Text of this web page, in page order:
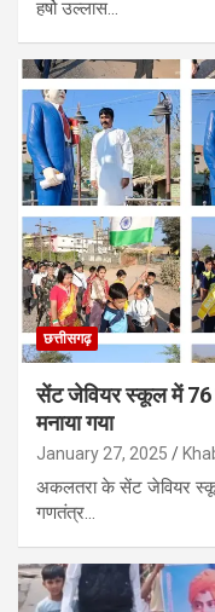
हर्षो उल्लास…
छत्तीसगढ़
सेंट जेवियर स्कूल में 76
मनाया गया
January 27, 2025
अकलतरा के सेंट जेवियर स्कूल
गणतंत्र…